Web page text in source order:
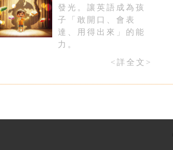
發光。讓英語成為孩
子「敢開口、會表
達、用得出來」的能
力。
<詳全文>